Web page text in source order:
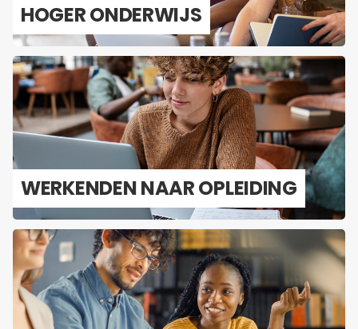
HOGER ON­DER­WIJS
WER­KEN­DEN NAAR OP­LEI­DING